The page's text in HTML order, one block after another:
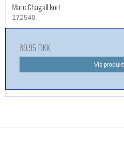
Marc Chagall kort
172548
89,95 DKK
Vis produkt